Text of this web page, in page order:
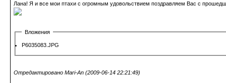
Лана! Я и все мои птахи с огромным удовольствием поздравляем Вас с
Вложения
P6035083.JPG
Отредактировано Mari-An (2009-06-14 22:21:49)